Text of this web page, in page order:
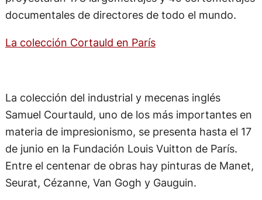
documentales de directores de todo el mundo.
La colección Cortauld en París
La colección del industrial y mecenas inglés
Samuel Courtauld, uno de los más importantes en
materia de impresionismo, se presenta hasta el 17
de junio en la Fundación Louis Vuitton de París.
Entre el centenar de obras hay pinturas de Manet,
Seurat, Cézanne, Van Gogh y Gauguin.